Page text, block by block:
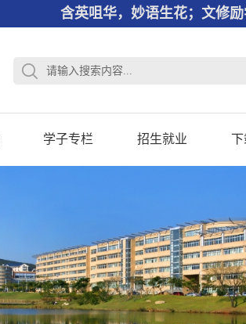
含英咀华，妙语生花；文修
学子专栏 招生就业 下